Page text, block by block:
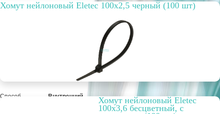
Хомут нейлоновый Eletec 100х2,5 черный (100 шт)
Способ
Внутренний
Хомут нейлоновый Eletec
100х3,6 бесцветный, с